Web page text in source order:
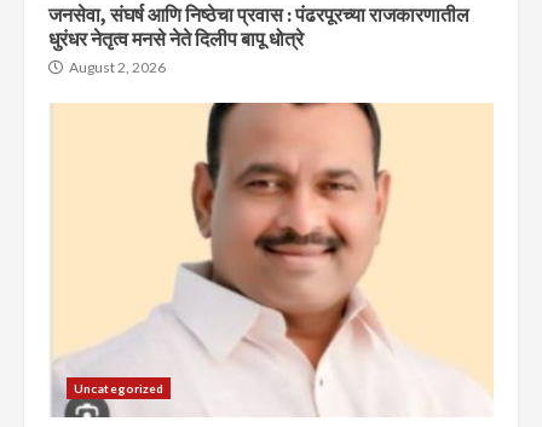
जनसेवा, संघर्ष आणि निष्ठेचा प्रवास : पंढरपूरच्या राजकारणातील
धुरंधर नेतृत्व मनसे नेते दिलीप बापू धोत्रे
August 2, 2026
Uncategorized